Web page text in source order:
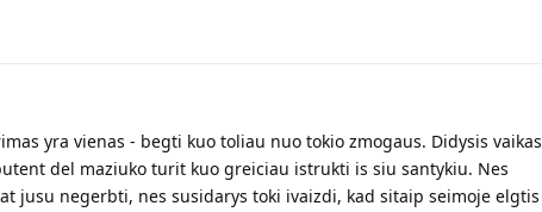
yra vienas - begti kuo toliau nuo tokio zmogaus. Didysis vaikas
del maziuko turit kuo greiciau istrukti is siu santykiu. Nes
jusu negerbti, nes susidarys toki ivaizdi, kad sitaip seimoje elgtis